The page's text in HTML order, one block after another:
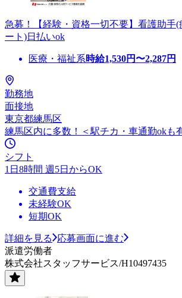
急募！【経験・資格一切不要】看護助手
ート)日払いok
医療・福祉系時給1,530円〜2,287円
勤務地
面接地
東京都練馬区
練馬区内に多数！＜駅チカ・車通勤okも
シフト
1日8時間 週5日からOK
交通費支給
未経験OK
短期OK
詳細を見る
応募画面に進む
派遣労働者
株式会社スタッフサービス/H10497435